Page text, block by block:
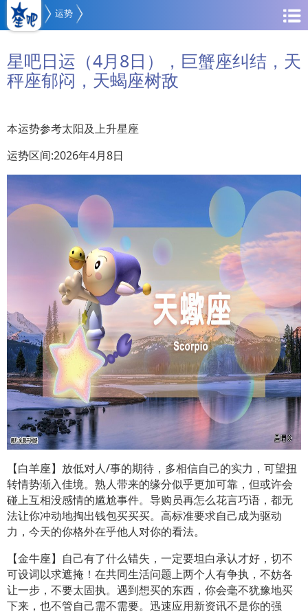
运势
星吧日运（4月8日），巨蟹座纠结，天
秤座郁闷，天蝎座树敌
本运势参考太阳及上升星座
运势区间:2026年4月8日
【白羊座】放低对人/事的期待，多相信自己的实力，可望扭
转情势渐入佳境。熟人带来的缘分似乎更加可靠，但或许会
碰上互相没感情的尴尬事件。导购员再怎么花言巧语，都无
法让你冲动地掏出钱包买买买。高标准要求自己成为驱动
力，今天的你格外在乎他人对你的看法。
【金牛座】自己有了什么错失，一定要坦白承认才好，切不
可设词以求遮掩！在共同生活问题上两个人有争执，不妨各
让一步，不要太固执。遇到想买的东西，你会毫不犹豫地买
下来，也不管自己需不需要。迅速应用新资讯不是你的强